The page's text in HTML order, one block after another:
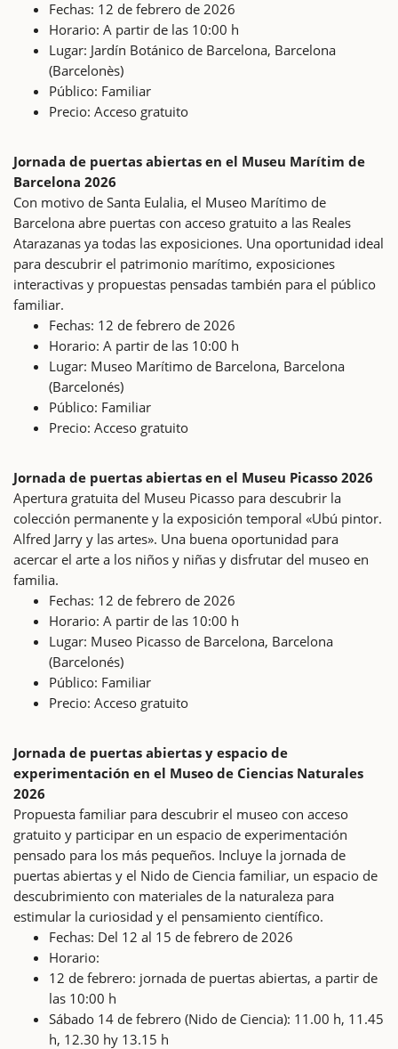
Fechas: 12 de febrero de 2026
Horario: A partir de las 10:00 h
Lugar: Jardín Botánico de Barcelona, Barcelona
(Barcelonès)
Público: Familiar
Precio: Acceso gratuito
Jornada de puertas abiertas en el Museu Marítim de
Barcelona 2026
Con motivo de Santa Eulalia, el Museo Marítimo de
Barcelona abre puertas con acceso gratuito a las Reales
Atarazanas ya todas las exposiciones. Una oportunidad ideal
para descubrir el patrimonio marítimo, exposiciones
interactivas y propuestas pensadas también para el público
familiar.
Fechas: 12 de febrero de 2026
Horario: A partir de las 10:00 h
Lugar: Museo Marítimo de Barcelona, Barcelona
(Barcelonés)
Público: Familiar
Precio: Acceso gratuito
Jornada de puertas abiertas en el Museu Picasso 2026
Apertura gratuita del Museu Picasso para descubrir la
colección permanente y la exposición temporal «Ubú pintor.
Alfred Jarry y las artes». Una buena oportunidad para
acercar el arte a los niños y niñas y disfrutar del museo en
familia.
Fechas: 12 de febrero de 2026
Horario: A partir de las 10:00 h
Lugar: Museo Picasso de Barcelona, Barcelona
(Barcelonés)
Público: Familiar
Precio: Acceso gratuito
Jornada de puertas abiertas y espacio de
experimentación en el Museo de Ciencias Naturales
2026
Propuesta familiar para descubrir el museo con acceso
gratuito y participar en un espacio de experimentación
pensado para los más pequeños. Incluye la jornada de
puertas abiertas y el Nido de Ciencia familiar, un espacio de
descubrimiento con materiales de la naturaleza para
estimular la curiosidad y el pensamiento científico.
Fechas: Del 12 al 15 de febrero de 2026
Horario:
12 de febrero: jornada de puertas abiertas, a partir de
las 10:00 h
Sábado 14 de febrero (Nido de Ciencia): 11.00 h, 11.45
h, 12.30 hy 13.15 h